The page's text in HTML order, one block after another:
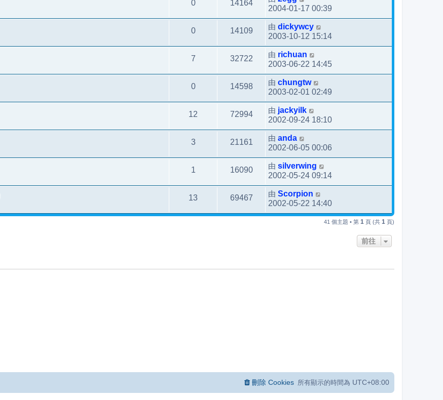
0 14164
2004-01-17 00:39
0 14109 由 dickywcy
2003-10-12 15:14
7 32722 由 richuan
2003-06-22 14:45
0 14598 由 chungtw
2003-02-01 02:49
12 72994 由 jackyilk
2002-09-24 18:10
3 21161 由 anda
2002-06-05 00:06
1 16090 由 silverwing
2002-05-24 09:14
13 69467 由 Scorpion
2002-05-22 14:40
41 個主題 • 第 1 頁 (共 1 頁)
前往
所有顯示的時間為 UTC+08:00
刪除 Cookies